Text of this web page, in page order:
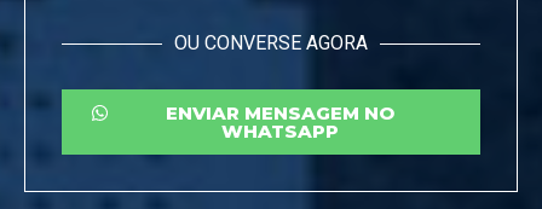
OU CONVERSE AGORA
ENVIAR MENSAGEM NO
WHATSAPP